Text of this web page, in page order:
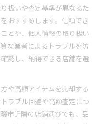
扱いや査定基準が異なるた
おすすめします。信頼でき
とや、個人情報の取り扱い
な業者によるトラブルを防
認し、納得できる店舗を選
や高額アイテムを売却する
ラブル回避や高額査定につ
市近隣の店舗選びでも、品